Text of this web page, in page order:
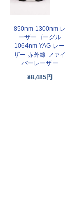
850nm-1300nm レ
ーザーゴーグル
1064nm YAG レー
ザー 赤外線 ファイ
バーレーザー
¥8,485円